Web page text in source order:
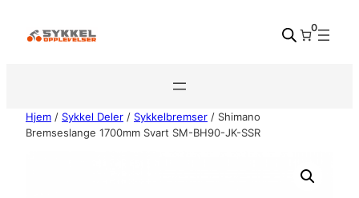
0
Hjem / Sykkel Deler / Sykkelbremser / Shimano
Bremseslange 1700mm Svart SM-BH90-JK-SSR